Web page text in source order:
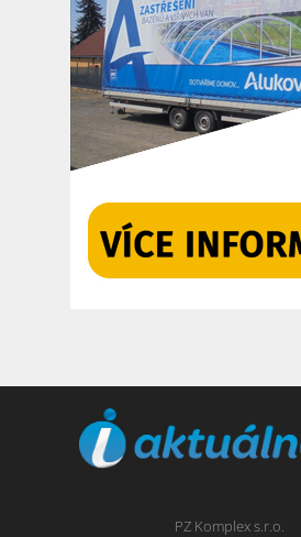
PZ Komplex s.r.o.